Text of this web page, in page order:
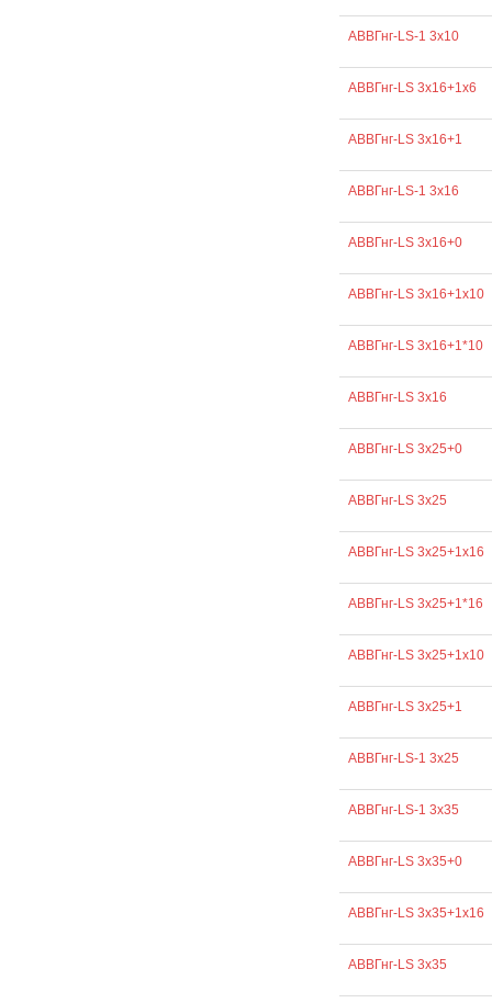
АВВГнг-LS-1 3х10
АВВГнг-LS 3х16+1х6
АВВГнг-LS 3х16+1
АВВГнг-LS-1 3х16
АВВГнг-LS 3х16+0
АВВГнг-LS 3х16+1х10
АВВГнг-LS 3х16+1*10
АВВГнг-LS 3х16
АВВГнг-LS 3х25+0
АВВГнг-LS 3х25
АВВГнг-LS 3х25+1х16
АВВГнг-LS 3х25+1*16
АВВГнг-LS 3х25+1х10
АВВГнг-LS 3х25+1
АВВГнг-LS-1 3х25
АВВГнг-LS-1 3х35
АВВГнг-LS 3х35+0
АВВГнг-LS 3х35+1х16
АВВГнг-LS 3х35